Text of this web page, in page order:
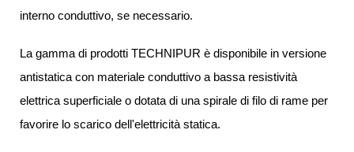
interno conduttivo, se necessario.
La gamma di prodotti TECHNIPUR è disponibile in versione
antistatica con materiale conduttivo a bassa resistività
elettrica superficiale o dotata di una spirale di filo di rame per
favorire lo scarico dell'elettricità statica.